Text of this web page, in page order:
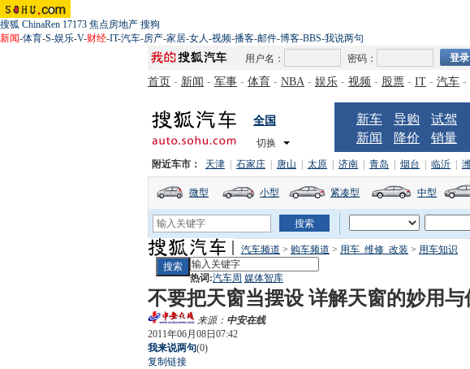
搜狐 ChinaRen 17173 焦点房地产 搜狗
新闻-体育-S-娱乐-V-财经-IT-汽车-房产-家居-女人-视频-播客-邮件-博客-BBS-我说两句
用户名：
密码：
首页 - 新闻 - 军事 - 体育 - NBA - 娱乐 - 视频 - 股票 - IT - 汽车 -
全国
切换
新车 导购
试驾
新闻
降价 销量
附近车市： 天津 石家庄 唐山 太原 济南 青岛 烟台 临沂
微型 小型 紧凑型 中型
汽车频道 > 购车频道 > 用车_维修_改装 > 用车知识
热词:汽车周 媒体智库
不要把天窗当摆设 详解天窗的妙用与
来源： 中安在线
2011年06月08日07:42
我来说两句(0)
复制链接